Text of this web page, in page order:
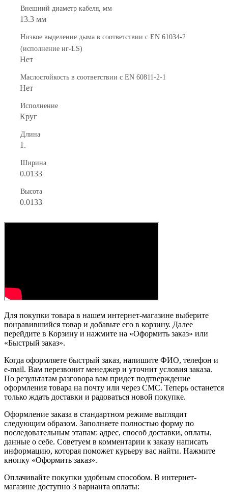
Внешний диаметр кабеля, мм
13.3 мм
Низкое выделение дыма в соответствии с EN 61034-2
(исполнение нг-LS)
Нет
Маслостойкость в соответствии с EN 60811-2-1
Нет
Исполнение
Круг
Длина
1.
Ширина
0.0133
Высота
0.0133
Для покупки товара в нашем интернет-магазине выберите
понравившийся товар и добавьте его в корзину. Далее
перейдите в Корзину и нажмите на «Оформить заказ» или
«Быстрый заказ».
Когда оформляете быстрый заказ, напишите ФИО, телефон и
e-mail. Вам перезвонит менеджер и уточнит условия заказа.
По результатам разговора вам придет подтверждение
оформления товара на почту или через СМС. Теперь останется
только ждать доставки и радоваться новой покупке.
Оформление заказа в стандартном режиме выглядит
следующим образом. Заполняете полностью форму по
последовательным этапам: адрес, способ доставки, оплаты,
данные о себе. Советуем в комментарии к заказу написать
информацию, которая поможет курьеру вас найти. Нажмите
кнопку «Оформить заказ».
Оплачивайте покупки удобным способом. В интернет-
магазине доступно 3 варианта оплаты: